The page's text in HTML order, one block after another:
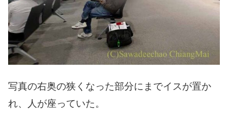
写真の右奥の狭くなった部分にまでイスが置か
れ、人が座っていた。